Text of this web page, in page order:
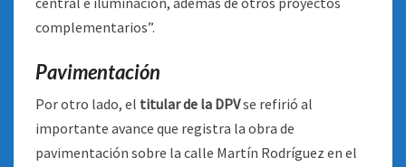
complementarios”.
Pavimentación
Por otro lado, el titular de la DPVse refirió al
importante avance que registra la obra de
pavimentación sobre la calle Martín Rodríguez en el